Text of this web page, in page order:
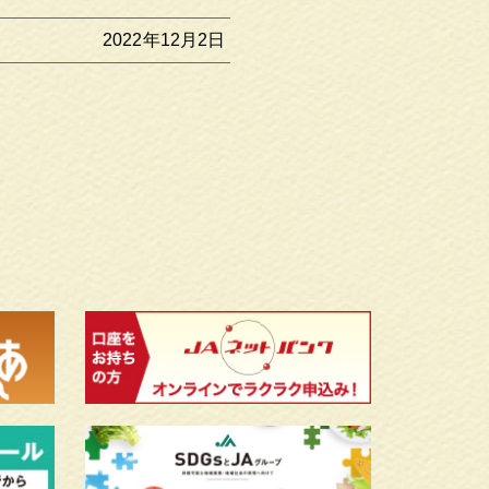
2022年12月2日